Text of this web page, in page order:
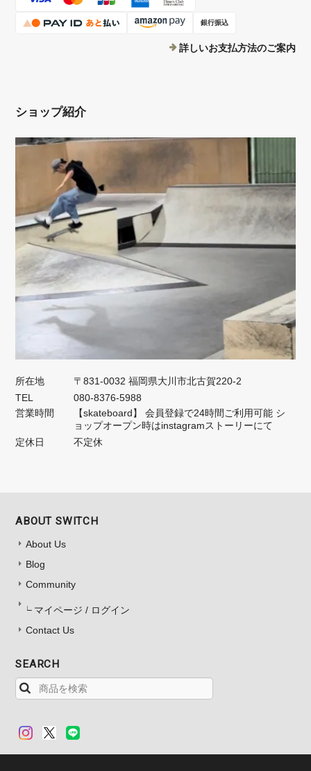
銀行振込
詳しいお支払方法のご案内
ショップ紹介
所在地
〒831-0032 福岡県大川市北古賀220-2
TEL
080-8376-5988
営業時間
【skateboard】 会員登録で24時間ご利用可能 シ
ョップオープン時はinstagramストーリーにて
定休日
不定休
ABOUT SWITCH
About Us
Blog
Community
マイページ / ログイン
Contact Us
SEARCH